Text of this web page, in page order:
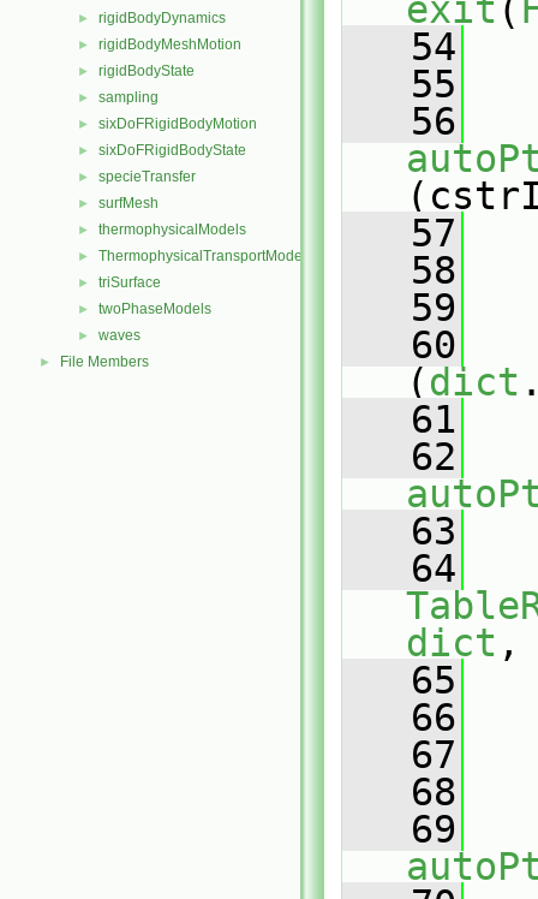
► rigidBodyDynamics
► rigidBodyMeshMotion
► rigidBodyState
► sampling
► sixDoFRigidBodyMotion
► sixDoFRigidBodyState
► specieTransfer
► surfMesh
► thermophysicalModels
► ThermophysicalTransportModels
► triSurface
► twoPhaseModels
► waves
► File Members
exit (
   54
   55
   56
   57
   58
   59
   60
(dict
   61
   62
   63
   64
dict ,
   65
   66
   67
   68
   69